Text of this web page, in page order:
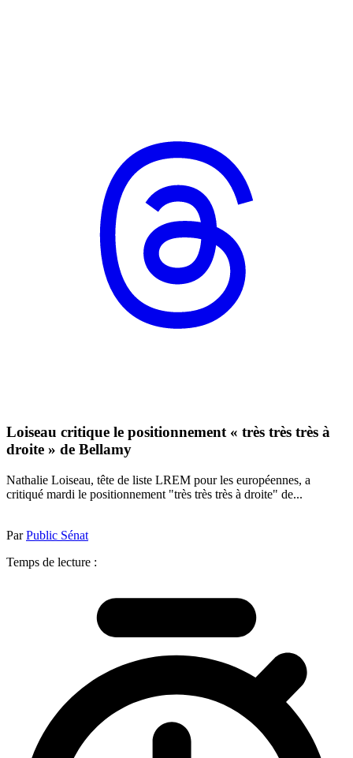
Loiseau critique le positionnement « très très très à
droite » de Bellamy
Nathalie Loiseau, tête de liste LREM pour les européennes, a
critiqué mardi le positionnement "très très très à droite" de...
ParPublic Sénat
Temps de lecture :